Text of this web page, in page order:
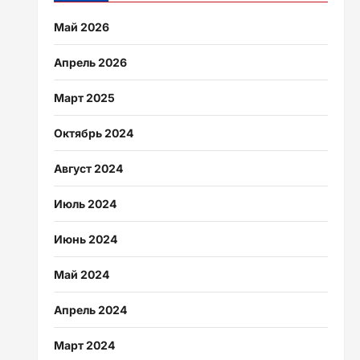
Май 2026
Апрель 2026
Март 2025
Октябрь 2024
Август 2024
Июль 2024
Июнь 2024
Май 2024
Апрель 2024
Март 2024